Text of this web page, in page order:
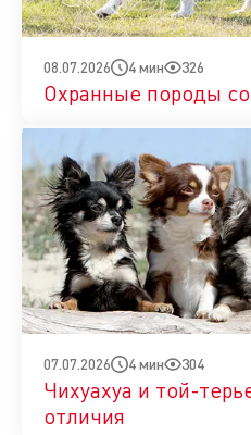
08.07.2026 4 мин 326
Охранные породы
07.07.2026 4 мин 304
Чихуахуа и той-
отличия